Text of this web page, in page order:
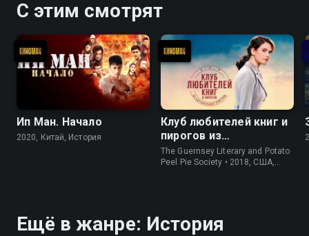
С этим смотрят
Ип Ман. Начало
2020, Китай, История
Клуб любителей книг и
пирогов из
картофельных
очистков
The Guernsey Literary and Potato
Peel Pie Society • 2018, США,
Ещё в жанре: История